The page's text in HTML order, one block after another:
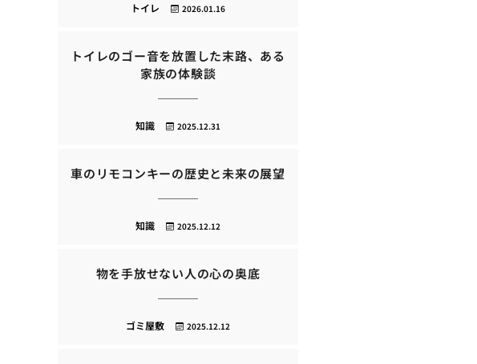
2026.01.16
トイレ
トイレのゴー音を放置した末路、ある
家族の体験談
2025.12.31
知識
車のリモコンキーの歴史と未来の展望
2025.12.12
知識
物を手放せない人の心の奥底
2025.12.12
ゴミ屋敷